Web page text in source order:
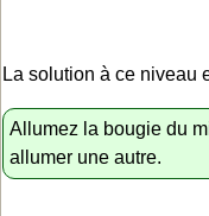
La solution à ce niveau
Allumez la bougie du
allumer une autre.